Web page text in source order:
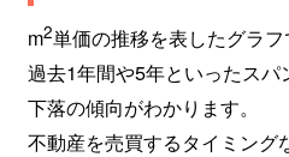
m2単価の推移を表したグラフ
過去1年間や5年といったスパ
下落の傾向がわかります。
不動産を売買するタイミング